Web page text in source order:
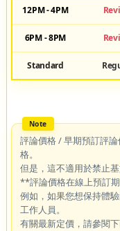
12PM - 4PM
6PM - 8PM
Standard
評論價格 / 早期預訂評
格。
但是，這不適用於禁止
**評論價格在線上預訂
例如，如果您想保持體
工作人員。
有關最新定價，請參閱